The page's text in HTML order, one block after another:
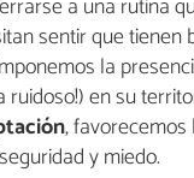
a una rutina
sentir que tienen
la
ruidoso!) en su
,
y miedo.